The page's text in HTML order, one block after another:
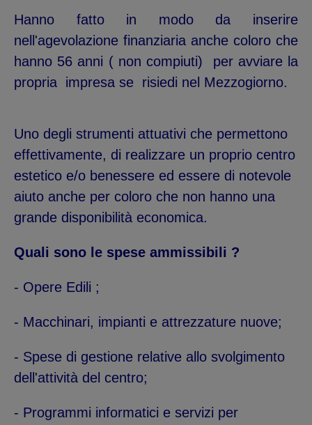
Hanno fatto in modo da inserire
nell'agevolazione finanziaria anche coloro che
hanno 56 anni ( non compiuti) per avviare la
propria impresa se risiedi nel Mezzogiorno.
Uno degli strumenti attuativi che permettono
effettivamente, di realizzare un proprio centro
estetico e/o benessere ed essere di notevole
aiuto anche per coloro che non hanno una
grande disponibilità economica.
Quali sono le spese ammissibili ?
- Opere Edili ;
- Macchinari, impianti e attrezzature nuove;
- Spese di gestione relative allo svolgimento
dell'attività del centro;
- Programmi informatici e servizi per